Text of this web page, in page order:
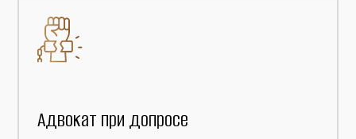
Адвокат при допросе